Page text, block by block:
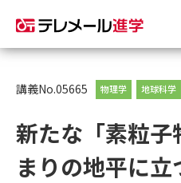
資料請求
大学・短大の資料種類から
講義No.05665 物理学 地球科学
新たな「素粒子
まりの地平に立